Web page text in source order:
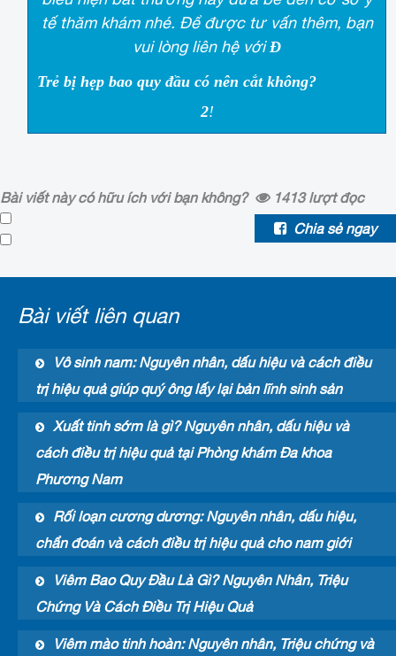
tế thăm khám nhé. Để được tư vấn thêm, bạn
vui lòng liên hệ vớiĐ
Trẻ bị hẹp bao quy đầu có nên cắt không?
2!
Bài viết này có hữu ích với bạn không? 1413lượt đọc
Chia sẻ ngay
Bài viết liên quan
Vô sinh nam: Nguyên nhân, dấu hiệu và cách điều
trị hiệu quả giúp quý ông lấy lại bản lĩnh sinh sản
Xuất tinh sớm là gì? Nguyên nhân, dấu hiệu và
cách điều trị hiệu quả tại Phòng khám Đa khoa
Phương Nam
Rối loạn cương dương: Nguyên nhân, dấu hiệu,
chẩn đoán và cách điều trị hiệu quả cho nam giới
Viêm Bao Quy Đầu Là Gì? Nguyên Nhân, Triệu
Chứng Và Cách Điều Trị Hiệu Quả
Viêm mào tinh hoàn: Nguyên nhân, Triệu chứng và